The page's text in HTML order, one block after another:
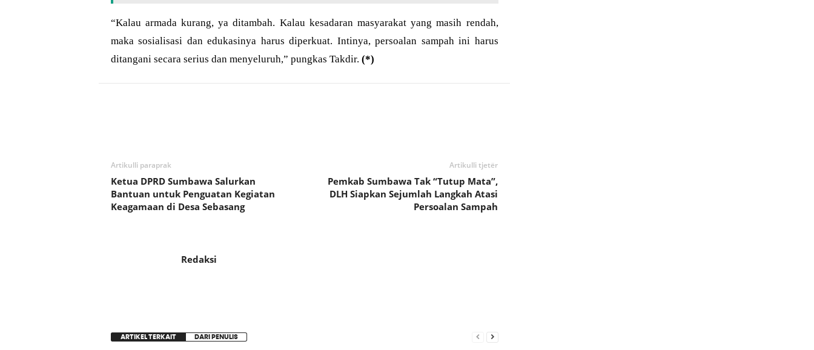
“Kalau armada kurang, ya ditambah. Kalau kesadaran masyarakat yang masih rendah,
maka sosialisasi dan edukasinya harus diperkuat. Intinya, persoalan sampah ini harus
ditangani secara serius dan menyeluruh,” pungkas Takdir. (*)
Artikulli paraprak
Ketua DPRD Sumbawa Salurkan
Bantuan untuk Penguatan Kegiatan
Keagamaan di Desa Sebasang
Artikulli tjetër
Pemkab Sumbawa Tak “Tutup Mata”,
DLH Siapkan Sejumlah Langkah Atasi
Persoalan Sampah
Redaksi
ARTIKEL TERKAIT DARI PENULIS